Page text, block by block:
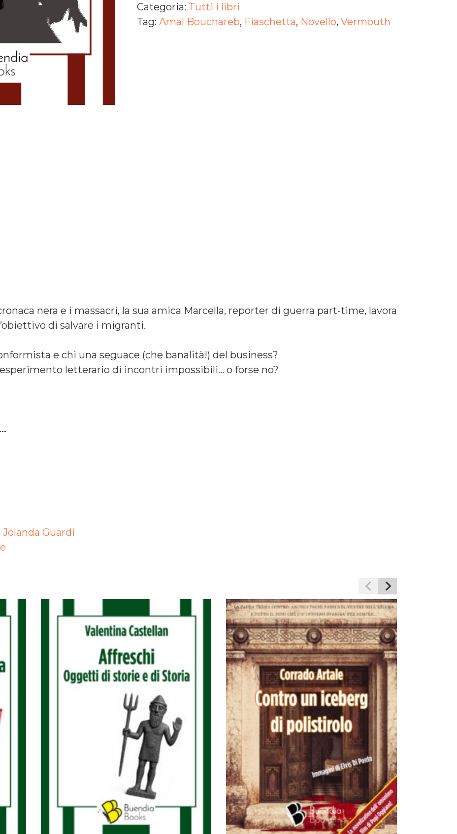
Categoria: Tutti i libri
Tag: Amal Bouchareb, Fiaschetta, Novello, Vermouth
nera e i massacri, la sua amica Marcella, reporter di guerra part-time, lavora
di salvare i migranti.
e chi una seguace (che banalità!) del business?
letterario di incontri impossibili… o forse no?
Guardi